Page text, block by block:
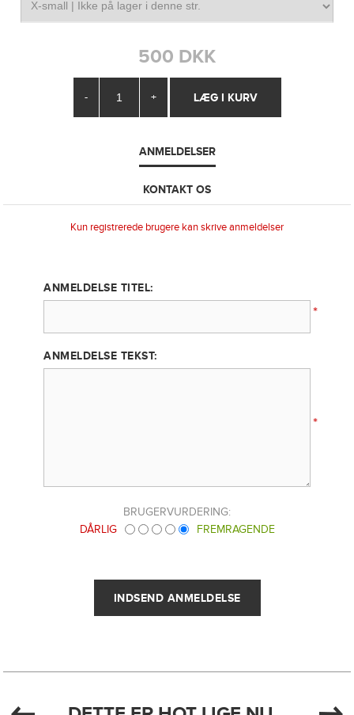
500 DKK
- +
ANMELDELSER
KONTAKT OS
Kun registrerede brugere kan skrive anmeldelser
ANMELDELSE TITEL:
*
ANMELDELSE TEKST:
*
BRUGERVURDERING:
DÅRLIG
FREMRAGENDE